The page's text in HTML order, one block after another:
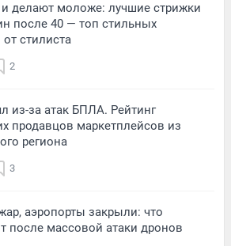
делают моложе: лучшие стрижки
после 40 — топ стильных
стилиста
2
из-за атак БПЛА. Рейтинг
продавцов маркетплейсов из
региона
3
аэропорты закрыли: что
после массовой атаки дронов